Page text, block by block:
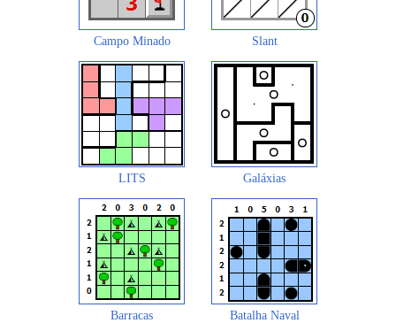
Campo Minado Slant
LITS Galáxias
Barracas Batalha Naval